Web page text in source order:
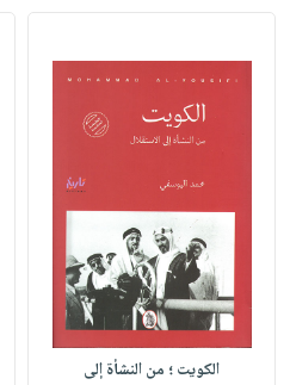
الكويت ؛ من النشأة إلى